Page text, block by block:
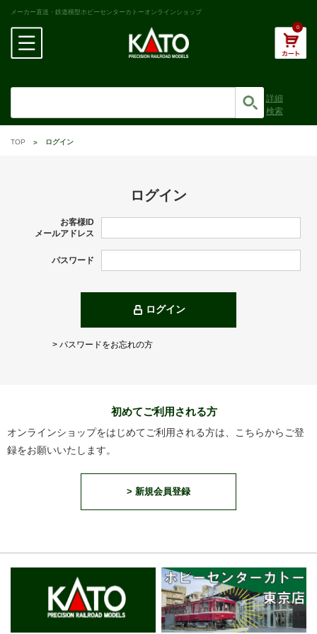
メーカー直送・鉄道模型ホビーセンターカトーオンラインショップ
0
詳細
検索
TOP ログイン
ログイン
お客様ID
メールアドレス
パスワード
ログイン
> パスワードをお忘れの方
初めてご利用される方
オンラインショップをはじめてご利用される方は、こちらからご登
録をお願いいたします。
> 新規会員登録